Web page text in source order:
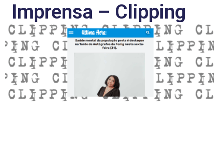
Imprensa – Clipping